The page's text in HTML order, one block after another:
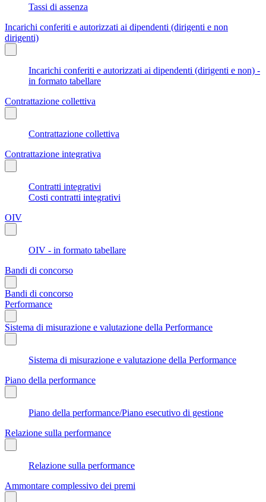
Tassi di assenza
Incarichi conferiti e autorizzati ai dipendenti (dirigenti e non
dirigenti)
Incarichi conferiti e autorizzati ai dipendenti (dirigenti e non) -
in formato tabellare
Contrattazione collettiva
Contrattazione collettiva
Contrattazione integrativa
Contratti integrativi
Costi contratti integrativi
OIV
OIV - in formato tabellare
Bandi di concorso
Bandi di concorso
Performance
Sistema di misurazione e valutazione della Performance
Sistema di misurazione e valutazione della Performance
Piano della performance
Piano della performance/Piano esecutivo di gestione
Relazione sulla performance
Relazione sulla performance
Ammontare complessivo dei premi